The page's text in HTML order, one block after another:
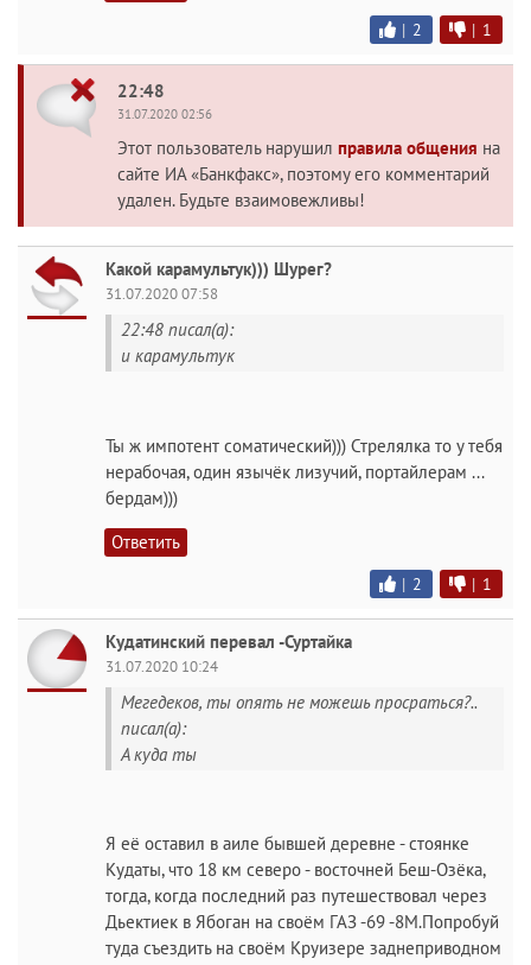
| 2 | 1
22:48
31.07.2020 02:56
Этот пользователь нарушил правила общения на
сайте ИА «Банкфакс», поэтому его комментарий
удален. Будьте взаимовежливы!
Какой карамультук))) Шурег?
31.07.2020 07:58
22:48 писал(а):
и карамультук
Ты ж импотент соматический))) Стрелялка то у тебя
нерабочая, один язычёк лизучий, портайлерам ...
бердам)))
Ответить
| 2 | 1
Кудатинский перевал -Суртайка
31.07.2020 10:24
Мегедеков, ты опять не можешь просраться?..
писал(а):
А куда ты
Я её оставил в аиле бывшей деревне - стоянке
Кудаты, что 18 км северо - восточней Беш-Озёка,
тогда, когда последний раз путешествовал через
Дьектиек в Ябоган на своём ГАЗ -69 -8М.Попробуй
туда съездить на своём Круизере заднеприводном